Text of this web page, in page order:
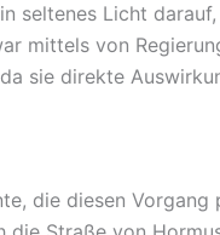
seltenes Licht
mittels von
sie direkte
die diesen